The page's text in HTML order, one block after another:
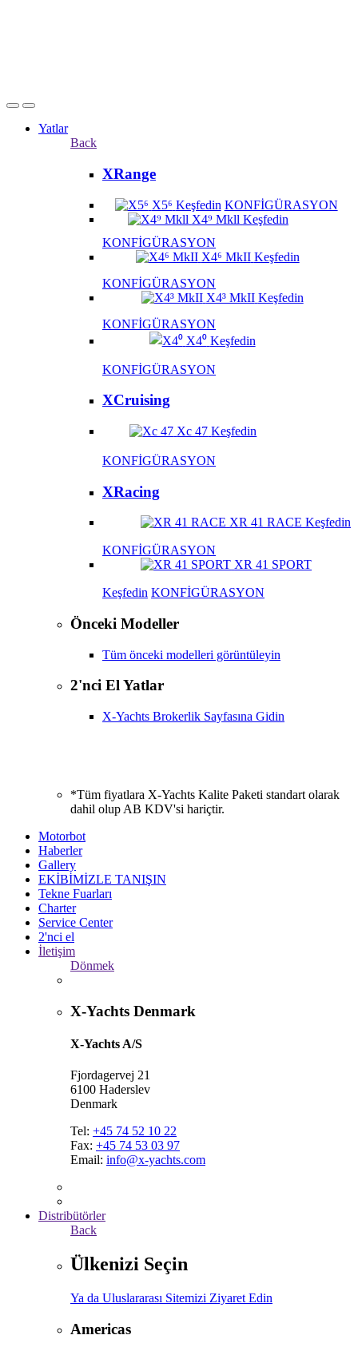
Yatlar
Back
XRange
X5⁶ Keşfedin KONFİGÜRASYON
X4⁹ Mkll Keşfedin
KONFİGÜRASYON
X4⁶ MkII Keşfedin
KONFİGÜRASYON
X4³ MkII Keşfedin
KONFİGÜRASYON
X4⁰ Keşfedin
KONFİGÜRASYON
XCruising
Xc 47 Keşfedin
KONFİGÜRASYON
XRacing
XR 41 RACE Keşfedin
KONFİGÜRASYON
XR 41 SPORT
Keşfedin KONFİGÜRASYON
Önceki Modeller
Tüm önceki modelleri görüntüleyin
2'nci El Yatlar
X-Yachts Brokerlik Sayfasına Gidin
*Tüm fiyatlara X-Yachts Kalite Paketi standart olarak
dahil olup AB KDV'si hariçtir.
Motorbot
Haberler
Gallery
EKİBİMİZLE TANIŞIN
Tekne Fuarları
Charter
Service Center
2'nci el
İletişim
Dönmek
X-Yachts Denmark
X-Yachts A/S
Fjordagervej 21
6100 Haderslev
Denmark
Tel: +45 74 52 10 22
Fax: +45 74 53 03 97
Email: info@x-yachts.com
Distribütörler
Back
Ülkenizi Seçin
Ya da Uluslararası Sitemizi Ziyaret Edin
Americas